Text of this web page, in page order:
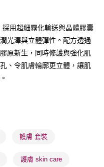
送達
運費
天送達
免運費
後2-5個工作天到店，3天內
用超細霧化輸送與晶體膠囊
光澤與立體彈性。配方透過
原新生，同時修護與強化肌
、令肌膚輪廓更立體，讓肌
護膚 套裝
護膚 skin care